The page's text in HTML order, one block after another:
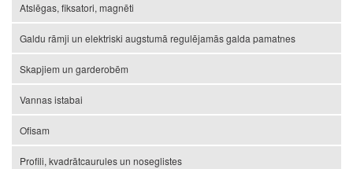
Atslēgas, fiksatori, magnēti
Galdu rāmji un elektriski augstumā regulējamās galda pamatnes
Skapjiem un garderobēm
Vannas istabai
Ofisam
Profili, kvadrātcaurules un noseglistes